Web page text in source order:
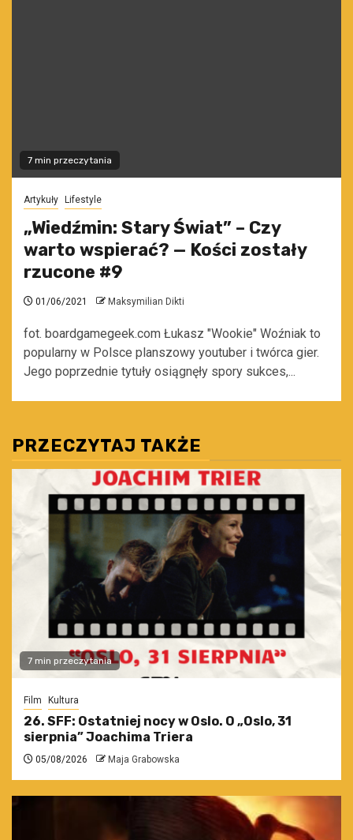
7 min przeczytania
Artykuły Lifestyle
„Wiedźmin: Stary Świat” – Czy
warto wspierać? — Kości zostały
rzucone #9
01/06/2021 Maksymilian Dikti
fot. boardgamegeek.com Łukasz "Wookie" Woźniak to
popularny w Polsce planszowy youtuber i twórca gier.
Jego poprzednie tytuły osiągnęły spory sukces,...
PRZECZYTAJ TAKŻE
7 min przeczytania
Film Kultura
26. SFF: Ostatniej nocy w Oslo. O „Oslo, 31
sierpnia” Joachima Triera
05/08/2026 Maja Grabowska